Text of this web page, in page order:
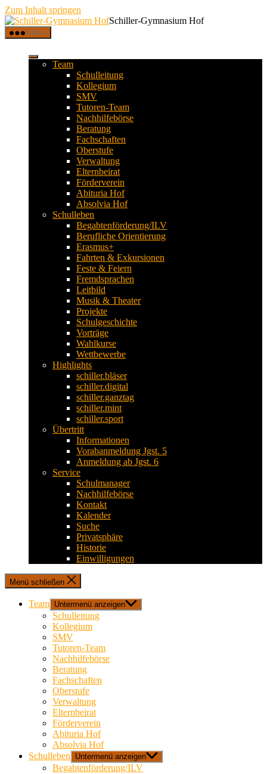
Zum Inhalt springen
Schiller-Gymnasium Hof
Menü
Team
Schulleitung
Kollegium
SMV
Tutoren-Team
Nachhilfebörse
Beratung
Fachschaften
Oberstufe
Verwaltung
Elternbeirat
Förderverein
Abituria Hof
Absolvia Hof
Schulleben
Begabtenförderung/ILV
Berufliche Orientierung
Erasmus+
Fahrten & Exkursionen
Feste & Feiern
Fremdsprachen
Leitbild
Musik & Theater
Projekte
Schulgeschichte
Vorträge
Wahlkurse
Wettbewerbe
Highlights
schiller.bläser
schiller.digital
schiller.ganztag
schiller.mint
schiller.sport
Übertritt
Informationen
Vorabanmeldung Jgst. 5
Anmeldung ab Jgst. 6
Service
Schulmanager
Nachhilfebörse
Kontakt
Kalender
Suche
Privatsphäre
Historie
Einwilligungen
Menü schließen
Team Untermenü anzeigen
Schulleitung
Kollegium
SMV
Tutoren-Team
Nachhilfebörse
Beratung
Fachschaften
Oberstufe
Verwaltung
Elternbeirat
Förderverein
Abituria Hof
Absolvia Hof
Schulleben
Untermenü anzeigen
Begabtenförderung/ILV